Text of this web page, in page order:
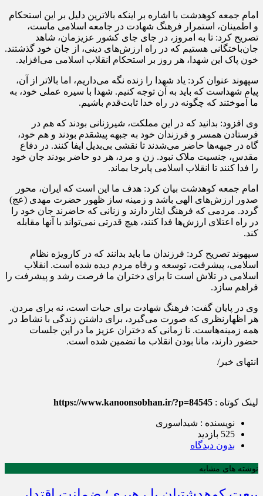
امام جمعه کوهدشت با اشاره بر اینکه بالاترین دلیل بر این استحکام
و اطمینان، استمرار فرهنگ شهادت در جامعه اسلامی ماست،
تصریح کرد: تا به امروز، در جای جای کشور عزیزمان، شاهد
جان‌باختگانی هستیم که در راه ارزش‌های دینی، از جان خود گذشتند.
خون پاک این شهدا، هر روز بر استحکام انقلاب اسلامی می‌افزاید.
سپهوند عنوان کرد: یاد شهدا را زنده نگه می‌داریم، اما بالاتر از آن،
پیام شهداست که باید به آن توجه کنیم. شهدا با سیره عملی خود، به
ما آموختند که چگونه در راه خدا ثابت‌قدم باشیم.
وی افزود: بدانید که در این مملکت، شیرزنانی بودند که هم در
فرستادن همسر و فرزندان خود به جبهه پیشقدم بودند و هم خود،
گاه در جبهه‌ها حاضر می‌شدند تا نقشی بی‌بدیل ایفا کنند. در دفاع
مقدس، جنسیت ملاک نبود. زن و مرد، هر دو حاضر بودند جان خود
را فدا کنند تا انقلاب اسلامی پابرجا بماند.
امام جمعه کوهدشت بیان کرد: هدف ما این است که ایران، محور
صدور ارزش‌های الهی باشد و زمینه ساز ظهور حضرت مهدی (عج)
گردد. مردمی که فرهنگ ایثار دارند و زنانی که حاضرند جان خود را
در راه اعتلای ارزش‌ها فدا کنند، هیچ قدرتی نمی‌تواند با آنها مقابله
کند.
سپهوند تصریح کرد: فرزندان ما باید بدانند که در کارویژه نظام
اسلامی، پیشرفت، توسعه و رفاه مردم دیده شده است. انقلاب
اسلامی در تلاش است تا برای دختران ما فرصت رشد و پیشرفت را
فراهم سازد.
وی در پایان گفت: فرهنگ شهادت برای حیات است، نه برای مردن.
هر اظهارنظری که صورت می‌گیرد، برای داشتن زندگی با نشاط در
همه زمینه‌هاست. تا زمانی که دختران عزیز ما در این جلسات
حضور دارند، مانا بودن انقلاب ما تضمین شده است.
انتهای خبر/
لینک کوتاه : https://www.kanoonsobhan.ir/?p=84545
نویسنده : شیداسوری
525 بازدید
بدون دیدگاه
نوشته های مشابه